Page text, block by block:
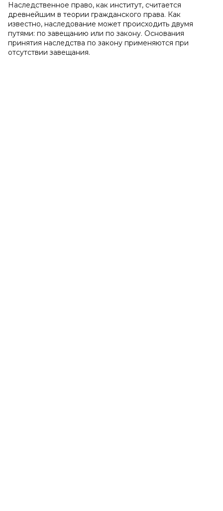
Наследственное право, как институт, считается
древнейшим в теории гражданского права. Как
известно, наследование может происходить двумя
путями: по завещанию или по закону. Основания
принятия наследства по закону применяются при
отсутствии завещания.